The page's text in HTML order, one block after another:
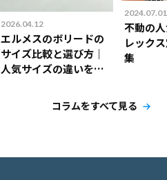
2026.04.12
エルメスのボリードの
サイズ比較と選び方｜
人気サイズの違いを解
2024.07.01
不動の
レック
集
コラムをすべて見る